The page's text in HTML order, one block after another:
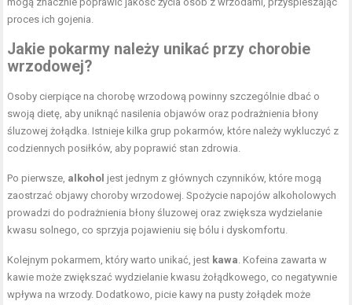
proces ich gojenia.
Jakie pokarmy należy unikać przy chorobie
wrzodowej?
Osoby cierpiące na chorobę wrzodową powinny szczególnie dbać o
swoją dietę, aby uniknąć nasilenia objawów oraz podrażnienia błony
śluzowej żołądka. Istnieje kilka grup pokarmów, które należy wykluczyć z
codziennych posiłków, aby poprawić stan zdrowia.
Po pierwsze, alkohol jest jednym z głównych czynników, które mogą
zaostrzać objawy choroby wrzodowej. Spożycie napojów alkoholowych
prowadzi do podrażnienia błony śluzowej oraz zwiększa wydzielanie
kwasu solnego, co sprzyja pojawieniu się bólu i dyskomfortu.
Kolejnym pokarmem, który warto unikać, jest kawa. Kofeina zawarta w
kawie może zwiększać wydzielanie kwasu żołądkowego, co negatywnie
wpływa na wrzody. Dodatkowo, picie kawy na pusty żołądek może